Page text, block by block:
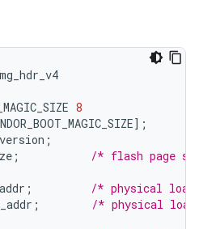
8
] ;
;
; /* flash page
;
/* physical
; /* physical